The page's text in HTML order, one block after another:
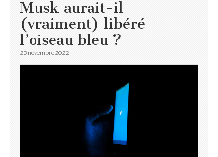
Musk aurait-il
(vraiment) libéré
l’oiseau bleu ?
25 novembre 2022